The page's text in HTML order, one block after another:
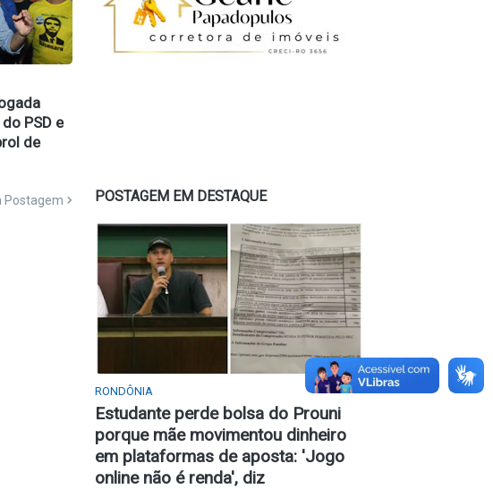
PSD e
de
Postagem POSTAGEM EM DESTAQUE
RONDÔNIA
Estudante perde bolsa do Prouni
porque mãe movimentou dinheiro
em plataformas de aposta: 'Jogo
online não é renda', diz